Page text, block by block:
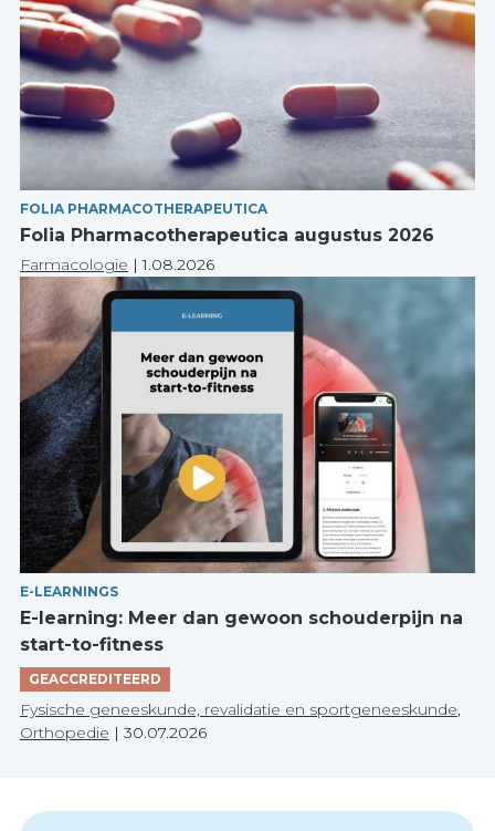
FOLIA PHARMACOTHERAPEUTICA
Folia Pharmacotherapeutica augustus 2026
Farmacologie |1.08.2026
E-LEARNINGS
E-learning: Meer dan gewoon schouderpijn na
start-to-fitness
GEACCREDITEERD
Fysische geneeskunde, revalidatie en sportgeneeskunde
Orthopedie | 30.07.2026